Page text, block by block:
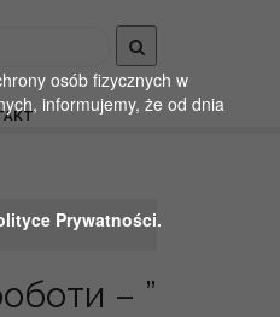
– ”
osób fizycznych w
informujemy, że od dnia
Prywatności.